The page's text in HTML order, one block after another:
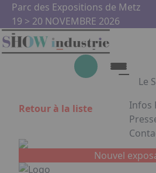
Aller au contenu principal
Parc des Expositions de Metz
19 > 20 NOVEMBRE 2026
Le
Le
Show
Infos
Retour à la liste
Nouvel
Panneau de gestion des cookies